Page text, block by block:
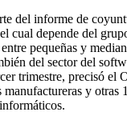
del informe de
cual depende del
pequeñas y
del sector del
trimestre, precisó el
y otras